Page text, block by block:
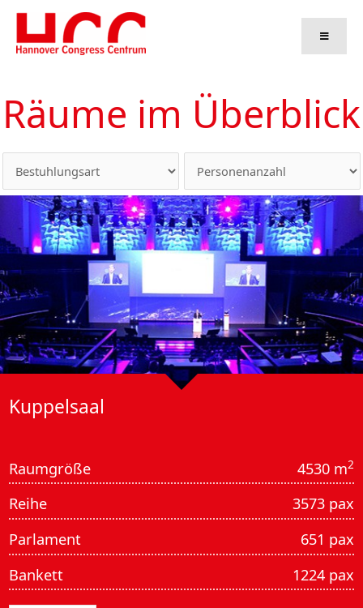
springen
Räume im Überblick
Kuppelsaal
Raumgröße 4530 m2
Reihe
3573 pax
Parlament
651 pax
Bankett
1224 pax